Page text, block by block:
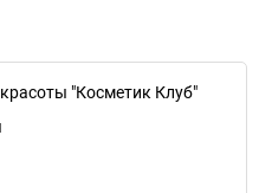
"Косметик Клуб"